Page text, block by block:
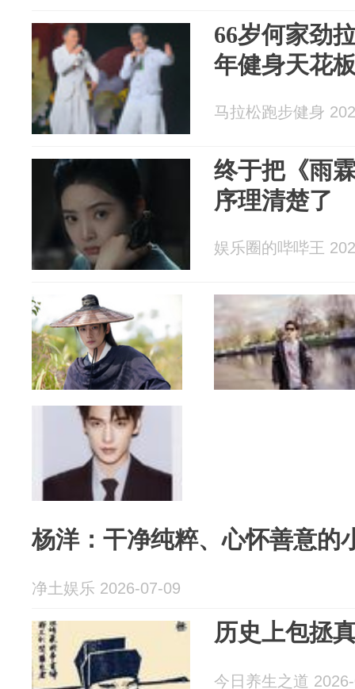
66岁何家劲
年健身天花
马拉松跑步健身
终于把《雨
序理清楚了
娱乐圈的哔哔王
杨洋：干净纯粹、心怀善意的
净土娱乐 2026-07-09
历史上包拯
今日养生之道